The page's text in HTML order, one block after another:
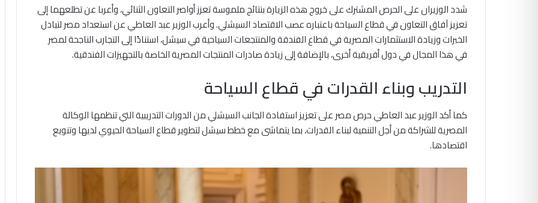
شدد الوزيران على الحرص المشترك على خروج هذه الزيارة بنتائج ملموسة تعزز أواصر التعاون الثنائي، وأعربا عن تطلعهما إلى
تعزيز آفاق التعاون في قطاع السياحة باعتباره عصب الاقتصاد السيشلي. وأعرب الوزير عبد العاطي عن استعداد مصر لتبادل
الخبرات وزيادة الاستثمارات المصرية في قطاع الفندقة والمنتجعات السياحية في سيشل، استنادًا إلى التجارب الناجحة لمصر
في هذا المجال في دول أفريقية أخرى، بالإضافة إلى زيادة صادرات المنتجات المصرية الخاصة بالتجهيزات الفندقية.
التدريب وبناء القدرات في قطاع السياحة
كما أكد الوزير عبد العاطي حرص مصر على تعزيز استفادة الجانب السيشلي من الدورات التدريبية التي تنظمها الوكالة
المصرية للشراكة من أجل التنمية لبناء القدرات، بما يتماشى مع خطط سيشل لتطوير قطاع السياحة الحيوي لديها وتنويع
اقتصادها.